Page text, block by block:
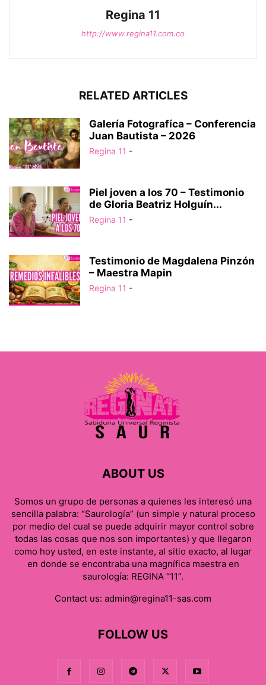
Regina 11
http://www.regina11.com.co
RELATED ARTICLES
Galería Fotografíca – Conferencia
Juan Bautista – 2026
Regina 11 -
Piel joven a los 70 – Testimonio
de Gloria Beatriz Holguín...
Regina 11 -
Testimonio de Magdalena Pinzón
– Maestra Mapin
Regina 11 -
ABOUT US
Somos un grupo de personas a quienes les interesó una
sencilla palabra: “Saurología” (un simple y natural proceso
por medio del cual se puede adquirir mayor control sobre
todas las cosas que nos son importantes) y que llegaron
como hoy usted, en este instante, al sitio exacto, al lugar
en donde se encontraba una magnífica maestra en
saurología: REGINA “11”.
Contact us: admin@regina11-sas.com
FOLLOW US